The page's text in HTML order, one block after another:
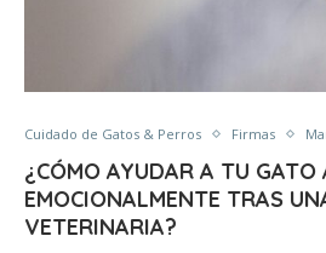
Cuidado de Gatos & Perros Firmas
¿CÓMO AYUDAR A TU GATO
EMOCIONALMENTE TRAS
VETERINARIA?